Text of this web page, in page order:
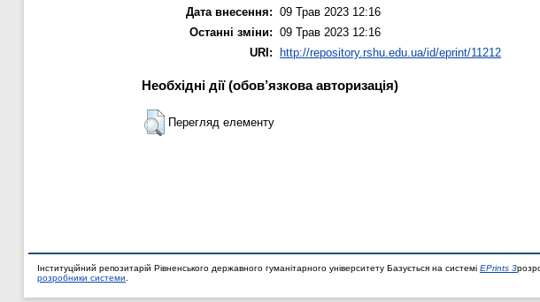
Дата внесення: 09 Трав 2023 12:16
Останні зміни: 09 Трав 2023 12:16
URI:
http://repository.rshu.edu.ua/id/eprint/11212
Необхідні дії (обов’язкова авторизація)
Перегляд елементу
Інституційний репозитарій Рівненського державного гуманітарного університету Базується на системі EPrints 3
розробники системи